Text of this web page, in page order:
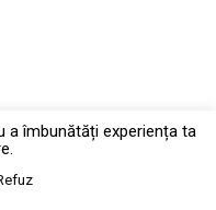
îmbunătăți experiența ta